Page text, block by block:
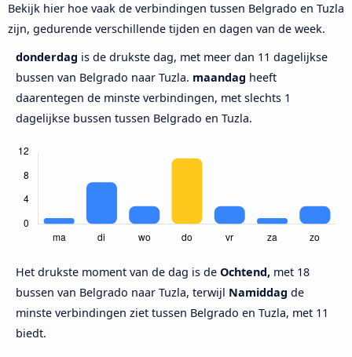
Bekijk hier hoe vaak de verbindingen tussen Belgrado en Tuzla
zijn, gedurende verschillende tijden en dagen van de week.
donderdag is de drukste dag, met meer dan 11 dagelijkse
bussen van Belgrado naar Tuzla. maandag heeft
daarentegen de minste verbindingen, met slechts 1
dagelijkse bussen tussen Belgrado en Tuzla.
Het drukste moment van de dag is de Ochtend, met 18
bussen van Belgrado naar Tuzla, terwijl Namiddag de
minste verbindingen ziet tussen Belgrado en Tuzla, met 11
biedt.